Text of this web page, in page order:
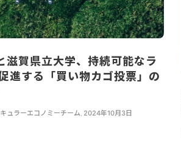
滋賀県立大学、持続可能なラ
進する「買い物カゴ投票」の
ュラーエコノミーチーム, 2024年10月3日